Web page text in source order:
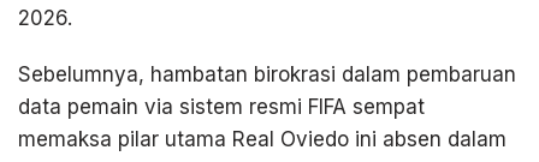
2026.
Sebelumnya, hambatan birokrasi dalam pembaruan
data pemain via sistem resmi FIFA sempat
memaksa pilar utama Real Oviedo ini absen dalam